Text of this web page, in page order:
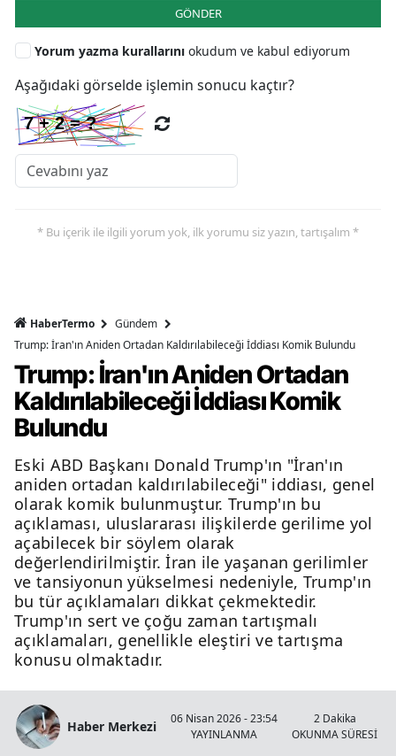
GÖNDER
Yorum yazma kurallarını okudum ve kabul ediyorum
Aşağıdaki görselde işlemin sonucu kaçtır?
* Bu içerik ile ilgili yorum yok, ilk yorumu siz yazın, tartışalım *
HaberTermo
Gündem
Trump: İran'ın Aniden Ortadan Kaldırılabileceği İddiası Komik Bulundu
Trump: İran'ın Aniden Ortadan
Kaldırılabileceği İddiası Komik
Bulundu
Eski ABD Başkanı Donald Trump'ın "İran'ın
aniden ortadan kaldırılabileceği" iddiası, genel
olarak komik bulunmuştur. Trump'ın bu
açıklaması, uluslararası ilişkilerde gerilime yol
açabilecek bir söylem olarak
değerlendirilmiştir. İran ile yaşanan gerilimler
ve tansiyonun yükselmesi nedeniyle, Trump'ın
bu tür açıklamaları dikkat çekmektedir.
Trump'ın sert ve çoğu zaman tartışmalı
açıklamaları, genellikle eleştiri ve tartışma
konusu olmaktadır.
Haber Merkezi
06 Nisan 2026 - 23:54
YAYINLANMA
2 Dakika
OKUNMA SÜRESİ